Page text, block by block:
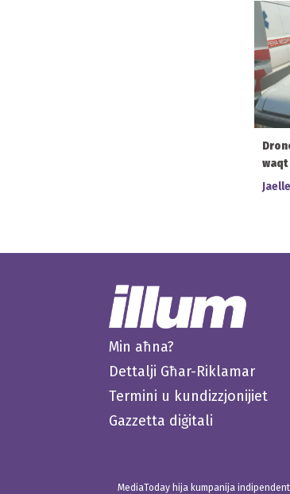
Min aħna?
Dettalji Għar-Riklamar
Termini u kundizzjonijiet
Gazzetta diġitali
MediaToday hija kumpanija